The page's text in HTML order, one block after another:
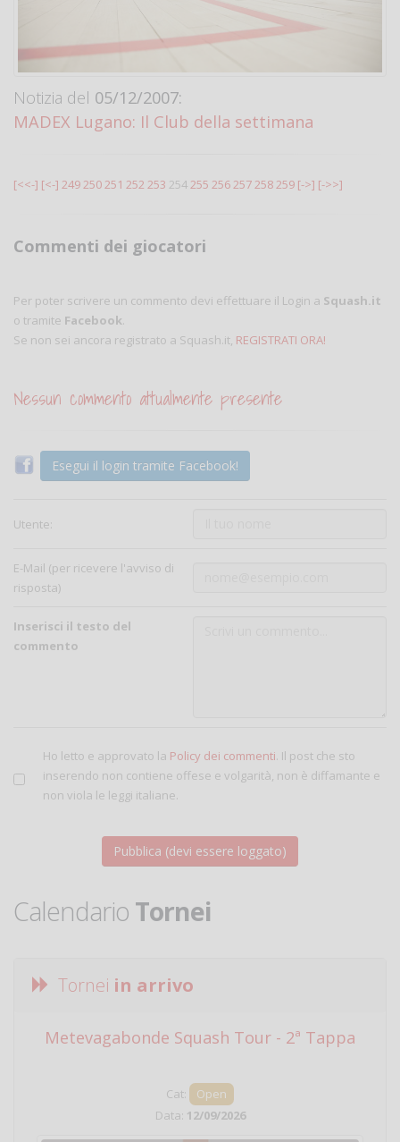
Notizia del 05/12/2007:
MADEX Lugano: Il Club della settimana
[<<-] [<-] 249250251 252 253 254255 256257258259 [->] [->>]
Commenti dei giocatori
Per poter scrivere un commento devi effettuare il Login a Squash.it
o tramite Facebook.
Se non sei ancora registrato a Squash.it, REGISTRATI ORA!
Nessun commento attualmente presente
Esegui il login tramite Facebook!
Utente:
E-Mail (per ricevere l'avviso di
risposta)
Inserisci il testo del
commento
Ho letto e approvato la Policy dei commenti. Il post che sto
inserendo non contiene offese e volgarità, non è diffamante e
non viola le leggi italiane.
Calendario Tornei
Tornei in arrivo
Metevagabonde Squash Tour - 2ª Tappa
Cat:
Open
Data: 12/09/2026